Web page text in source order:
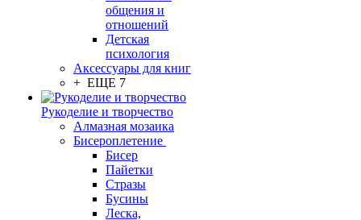
общения и
отношений
Детская
психология
Аксессуары для книг
+ ЕЩЕ 7
Рукоделие и творчество
Алмазная мозаика
Бисероплетение
Бисер
Пайетки
Стразы
Бусины
Леска,